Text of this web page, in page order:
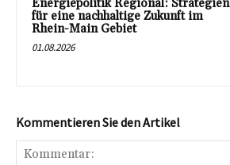
Energiepolitik Regional: Strategien
für eine nachhaltige Zukunft im
Rhein-Main Gebiet
01.08.2026
Kommentieren Sie den Artikel